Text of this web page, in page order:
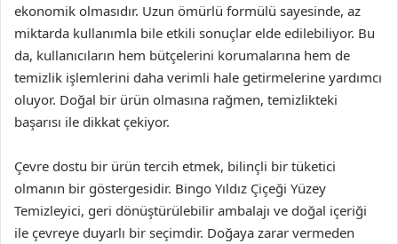
ekonomik olmasıdır. Uzun ömürlü formülü sayesinde, az
miktarda kullanımla bile etkili sonuçlar elde edilebiliyor. Bu
da, kullanıcıların hem bütçelerini korumalarına hem de
temizlik işlemlerini daha verimli hale getirmelerine yardımcı
oluyor. Doğal bir ürün olmasına rağmen, temizlikteki
başarısı ile dikkat çekiyor.
Çevre dostu bir ürün tercih etmek, bilinçli bir tüketici
olmanın bir göstergesidir. Bingo Yıldız Çiçeği Yüzey
Temizleyici, geri dönüştürülebilir ambalajı ve doğal içeriği
ile çevreye duyarlı bir seçimdir. Doğaya zarar vermeden